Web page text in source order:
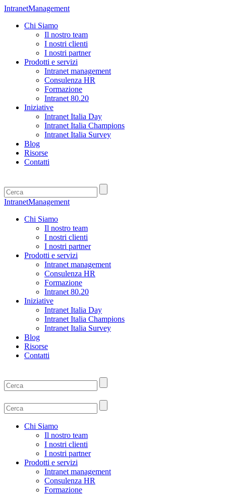
IntranetManagement
Chi Siamo
Il nostro team
I nostri clienti
I nostri partner
Prodotti e servizi
Intranet management
Consulenza HR
Formazione
Intranet 80.20
Iniziative
Intranet Italia Day
Intranet Italia Champions
Intranet Italia Survey
Blog
Risorse
Contatti
IntranetManagement
Chi Siamo
Il nostro team
I nostri clienti
I nostri partner
Prodotti e servizi
Intranet management
Consulenza HR
Formazione
Intranet 80.20
Iniziative
Intranet Italia Day
Intranet Italia Champions
Intranet Italia Survey
Blog
Risorse
Contatti
Chi Siamo
Il nostro team
I nostri clienti
I nostri partner
Prodotti e servizi
Intranet management
Consulenza HR
Formazione